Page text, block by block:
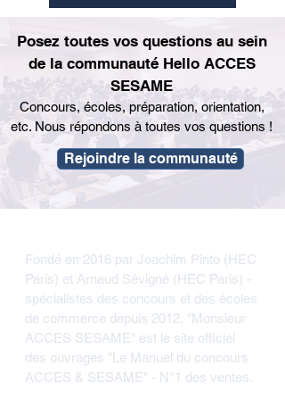
Posez toutes vos questions au sein
de la communauté Hello ACCES
SESAME
Concours, écoles, préparation, orientation,
etc. Nous répondons à toutes vos questions !
Rejoindre la communauté
Fondé en 2016 par Joachim Pinto (HEC
Paris) et Arnaud Sévigné (HEC Paris) -
spécialistes des concours et des écoles
de commerce depuis 2012, "Monsieur
ACCES SESAME" est le site officiel
des ouvrages "Le Manuel du concours
ACCES & SESAME" - N°1 des ventes.